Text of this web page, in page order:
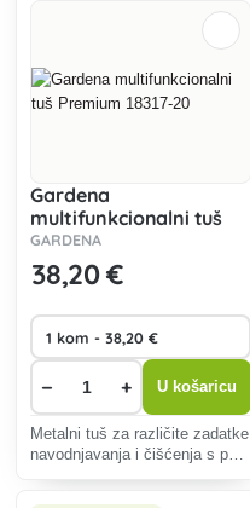
Gardena
multifunkcionalni tuš
Premium 18317-20
GARDENA
38,20 €
− + U košaricu
Metalni tuš za različite zadatke
navodnjavanja i čišćenja s pet